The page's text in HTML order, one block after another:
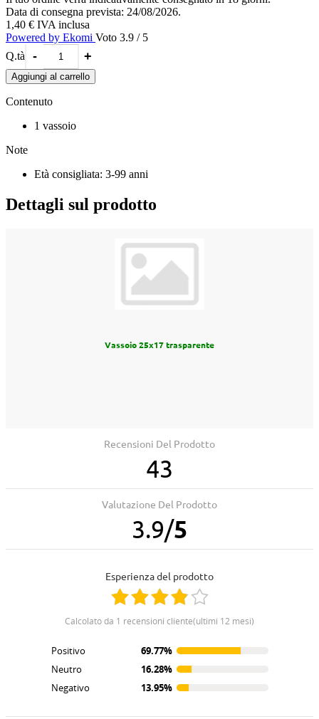
Data di consegna prevista: 24/08/2026.
1,40 € IVA inclusa
Powered by Ekomi Voto 3.9 / 5
Q.tà
- +
Aggiungi al carrello
Contenuto
1 vassoio
Note
Età consigliata: 3-99 anni
Dettagli sul prodotto
Vassoio 25x17 trasparente
Recensioni Del Prodotto
43
Valutazione Del Prodotto
3.9/5
Esperienza del prodotto
calcolato da 1 recensioni cliente(ultimi 12 mesi)
Positivo
69.77%
Neutro
16.28%
Negativo
13.95%